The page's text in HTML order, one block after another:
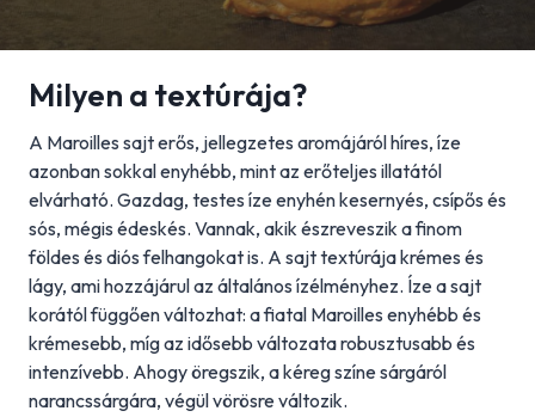
Milyen a textúrája?
A Maroilles sajt erős, jellegzetes aromájáról híres, íze
azonban sokkal enyhébb, mint az erőteljes illatától
elvárható. Gazdag, testes íze enyhén kesernyés, csípős és
sós, mégis édeskés. Vannak, akik észreveszik a finom
földes és diós felhangokat is. A sajt textúrája krémes és
lágy, ami hozzájárul az általános ízélményhez. Íze a sajt
korától függően változhat: a fiatal Maroilles enyhébb és
krémesebb, míg az idősebb változata robusztusabb és
intenzívebb. Ahogy öregszik, a kéreg színe sárgáról
narancssárgára, végül vörösre változik.